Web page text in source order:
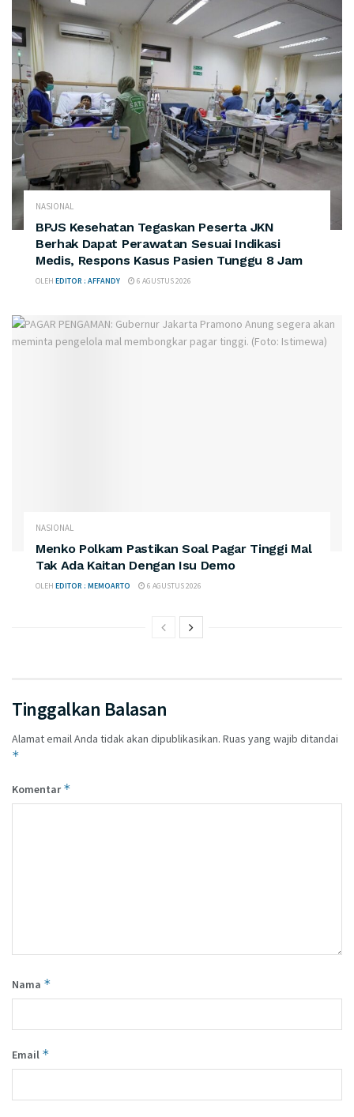
NASIONAL
BPJS Kesehatan Tegaskan Peserta JKN
Berhak Dapat Perawatan Sesuai Indikasi
Medis, Respons Kasus Pasien Tunggu 8 Jam
OLEH EDITOR : AFFANDY 6 AGUSTUS 2026
NASIONAL
Menko Polkam Pastikan Soal Pagar Tinggi Mal
Tak Ada Kaitan Dengan Isu Demo
OLEH EDITOR : MEMOARTO 6 AGUSTUS 2026
Tinggalkan Balasan
Alamat email Anda tidak akan dipublikasikan. Ruas yang wajib ditandai
*
Komentar*
Nama *
Email *